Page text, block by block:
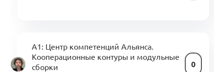
A1: Центр компетенций Альянса.
Кооперационные контуры и модульные
сборки
0